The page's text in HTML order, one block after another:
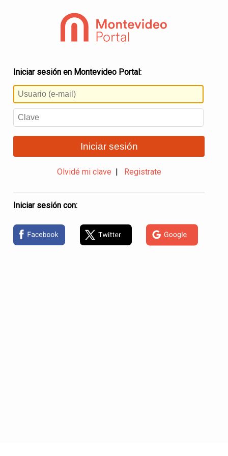
Iniciar sesión en Montevideo Portal:
Iniciar sesión
Olvidé mi clave Registrate
Iniciar sesión con: